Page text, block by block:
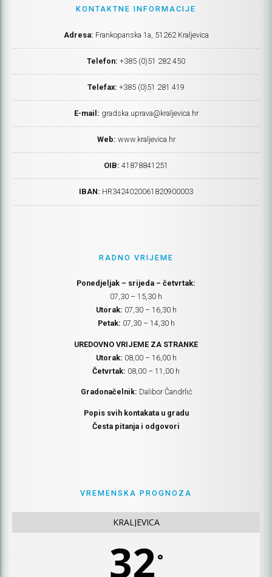
KONTAKTNE INFORMACIJE
Adresa: Frankopanska 1a, 51262 Kraljevica
Telefon: +385 (0)51 282 450
Telefax: +385 (0)51 281 419
E-mail: gradska.uprava@kraljevica.hr
Web: www.kraljevica.hr
OIB: 41878841251
IBAN: HR3424020061820900003
RADNO VRIJEME
Ponedjeljak – srijeda – četvrtak:
07,30 – 15,30 h
Utorak: 07,30 – 16,30 h
Petak: 07,30 – 14,30 h
UREDOVNO VRIJEME ZA STRANKE
Utorak: 08,00 – 16,00 h
Četvrtak: 08,00 – 11,00 h
Gradonačelnik: Dalibor Čandrlić
Popis svih kontakata u gradu
Česta pitanja i odgovori
VREMENSKA PROGNOZA
KRALJEVICA
32 °